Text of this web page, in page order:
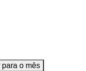
para o mês